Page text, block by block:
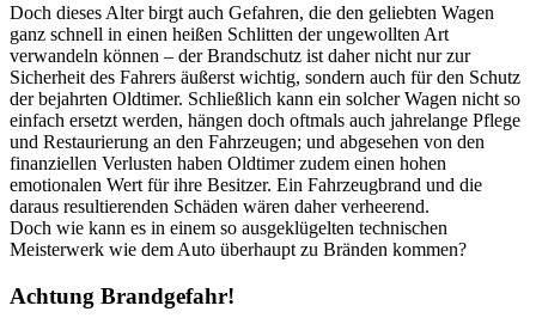
Doch dieses Alter birgt auch Gefahren, die den geliebten Wagen
ganz schnell in einen heißen Schlitten der ungewollten Art
verwandeln können – der Brandschutz ist daher nicht nur zur
Sicherheit des Fahrers äußerst wichtig, sondern auch für den Schutz
der bejahrten Oldtimer. Schließlich kann ein solcher Wagen nicht so
einfach ersetzt werden, hängen doch oftmals auch jahrelange Pflege
und Restaurierung an den Fahrzeugen; und abgesehen von den
finanziellen Verlusten haben Oldtimer zudem einen hohen
emotionalen Wert für ihre Besitzer. Ein Fahrzeugbrand und die
daraus resultierenden Schäden wären daher verheerend.
Doch wie kann es in einem so ausgeklügelten technischen
Meisterwerk wie dem Auto überhaupt zu Bränden kommen?
Achtung Brandgefahr!